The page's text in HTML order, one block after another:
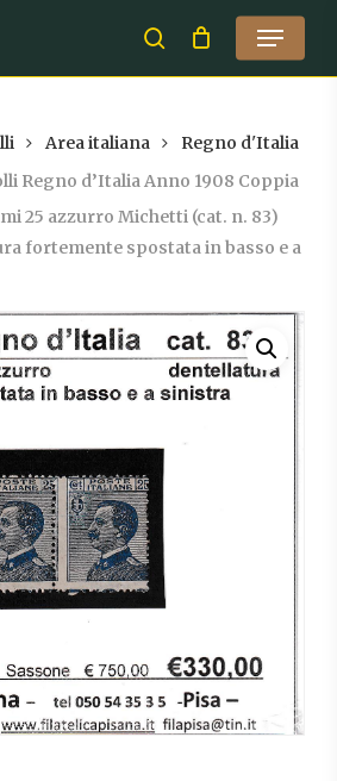
search
Menu
Area italiana
Regno d'Italia
Regno d’Italia Anno 1908 Coppia
25 azzurro Michetti (cat. n. 83)
fortemente spostata in basso e a
Close